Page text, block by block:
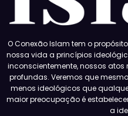
O Conexão Islam tem o
nossa vida a princípios
inconscientemente, nossos
profundas. Veremos que
menos ideológicos que
maior preocupação é
a